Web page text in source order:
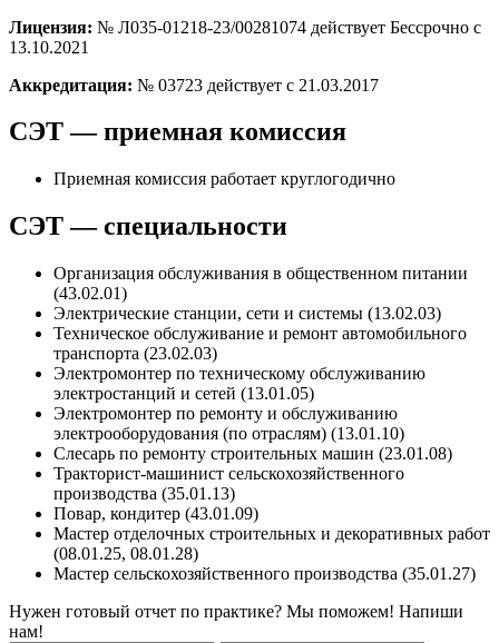
Лицензия: № Л035-01218-23/00281074 действует Бессрочно с
13.10.2021
Аккредитация: № 03723 действует с 21.03.2017
СЭТ — приемная комиссия
Приемная комиссия работает круглогодично
СЭТ — специальности
Организация обслуживания в общественном питании
(43.02.01)
Электрические станции, сети и системы (13.02.03)
Техническое обслуживание и ремонт автомобильного
транспорта (23.02.03)
Электромонтер по техническому обслуживанию
электростанций и сетей (13.01.05)
Электромонтер по ремонту и обслуживанию
электрооборудования (по отраслям) (13.01.10)
Слесарь по ремонту строительных машин (23.01.08)
Тракторист-машинист сельскохозяйственного
производства (35.01.13)
Повар, кондитер (43.01.09)
Мастер отделочных строительных и декоративных работ
(08.01.25, 08.01.28)
Мастер сельскохозяйственного производства (35.01.27)
Нужен готовый отчет по практике? Мы поможем! Напиши
нам!